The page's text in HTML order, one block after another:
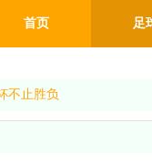
首页 足
不止胜负